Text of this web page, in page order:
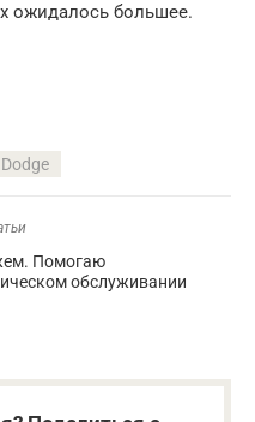
ожидалось большее.
Dodge
Помогаю
обслуживании